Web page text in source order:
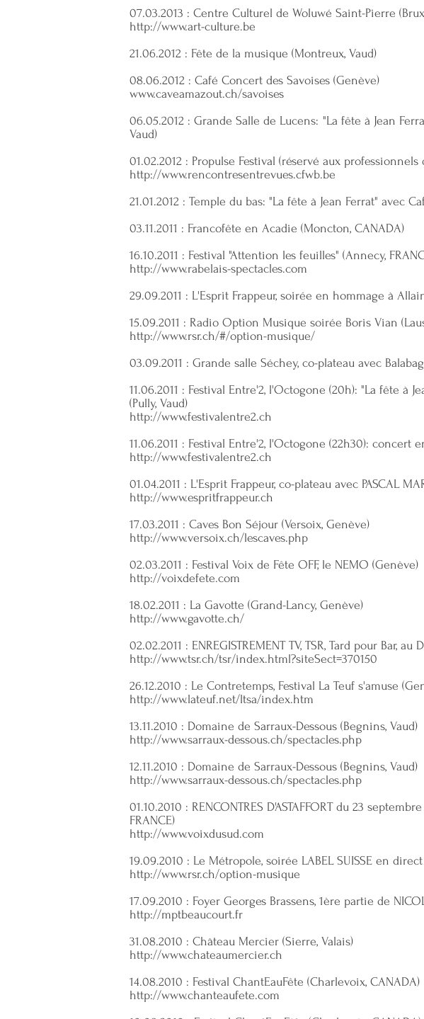
07.03.2013 : Centre Culturel de Woluwé Saint-Pierre
http://www.art-culture.be
21.06.2012 : Fête de la musique (Montreux, Vaud)
08.06.2012 : Café Concert des Savoises (Genève)
www.caveamazout.ch/savoises
06.05.2012 : Grande Salle de Lucens: "La fête à Jean
Vaud)
01.02.2012 : Propulse Festival (réservé aux professionnels
http://www.rencontresentrevues.cfwb.be
21.01.2012 : Temple du bas: "La fête à Jean Ferrat" avec
03.11.2011 : Francofête en Acadie (Moncton, CANADA)
16.10.2011 : Festival "Attention les feuilles" (Annecy,
http://www.rabelais-spectacles.com
29.09.2011 : L'Esprit Frappeur, soirée en hommage à
15.09.2011 : Radio Option Musique soirée Boris Vian
http://www.rsr.ch/#/option-musique/
03.09.2011 : Grande salle Séchey, co-plateau avec
11.06.2011 : Festival Entre'2, l'Octogone (20h): "La fête à
(Pully, Vaud)
http://www.festivalentre2.ch
11.06.2011 : Festival Entre'2, l'Octogone (22h30): concert
http://www.festivalentre2.ch
01.04.2011 : L'Esprit Frappeur, co-plateau avec PASCAL
http://www.espritfrappeur.ch
17.03.2011 : Caves Bon Séjour (Versoix, Genève)
http://www.versoix.ch/lescaves.php
02.03.2011 : Festival Voix de Fête OFF, le NEMO (Genève)
http://voixdefete.com
18.02.2011 : La Gavotte (Grand-Lancy, Genève)
http://www.gavotte.ch/
02.02.2011 : ENREGISTREMENT TV, TSR, Tard pour Bar, au
http://www.tsr.ch/tsr/index.html?siteSect=370150
26.12.2010 : Le Contretemps, Festival La Teuf s'amuse
http://www.lateuf.net/ltsa/index.htm
13.11.2010 : Domaine de Sarraux-Dessous (Begnins, Vaud)
http://www.sarraux-dessous.ch/spectacles.php
12.11.2010 : Domaine de Sarraux-Dessous (Begnins, Vaud)
http://www.sarraux-dessous.ch/spectacles.php
01.10.2010 : RENCONTRES D'ASTAFFORT du 23
FRANCE)
http://www.voixdusud.com
19.09.2010 : Le Métropole, soirée LABEL SUISSE en
http://www.rsr.ch/option-musique
17.09.2010 : Foyer Georges Brassens, 1ère partie de
http://mptbeaucourt.fr
31.08.2010 : Château Mercier (Sierre, Valais)
http://www.chateaumercier.ch
14.08.2010 : Festival ChantEauFête (Charlevoix, CANADA)
http://www.chanteaufete.com